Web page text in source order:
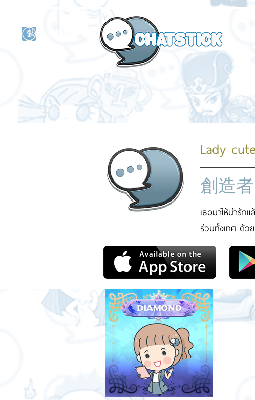
藝人演員
Lady
創造者
เธอมาให้น่ารัก
ร่วมทั้งเทศ ด้ว